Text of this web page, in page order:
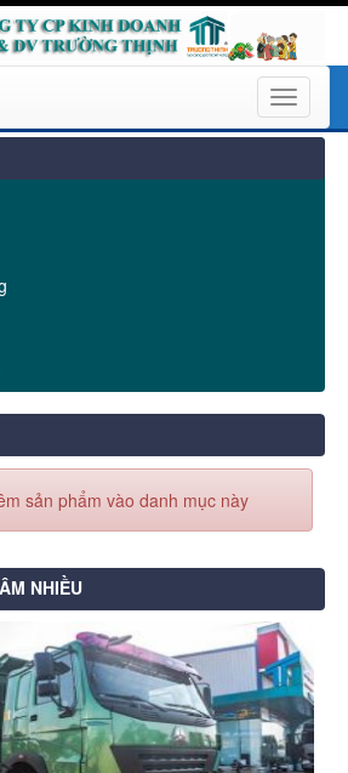
Toggle
sản phẩm vào danh mục này
NHIỀU